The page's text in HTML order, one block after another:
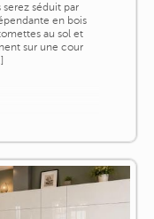
séduit par
en bois
au sol et
sur une cour